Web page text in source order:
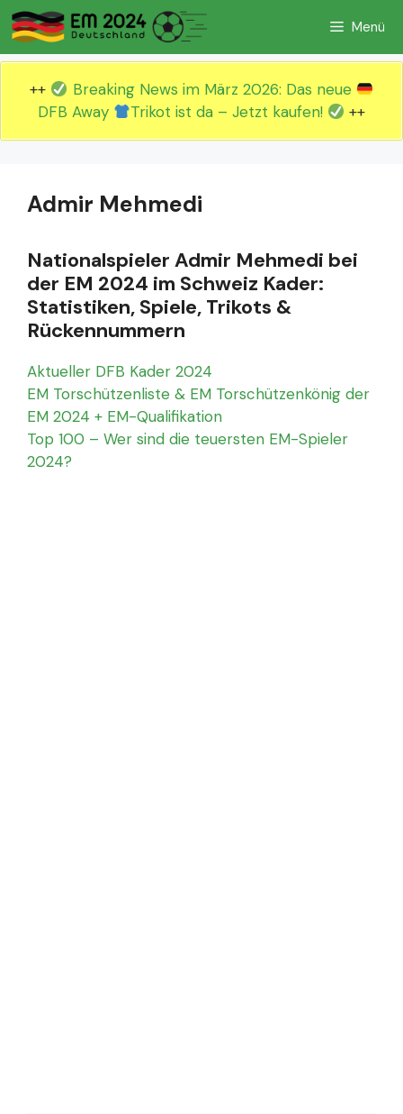
Zum
Inhalt
springen
Menü
++
Breaking News im März 2026: Das neue
DFB Away
Trikot ist da – Jetzt kaufen! ++
Admir Mehmedi
Nationalspieler Admir Mehmedi bei
der EM 2024 im Schweiz Kader:
Statistiken, Spiele, Trikots &
Rückennummern
Aktueller DFB Kader 2024
EM Torschützenliste & EM Torschützenkönig der
EM 2024 + EM-Qualifikation
Top 100 – Wer sind die teuersten EM-Spieler
2024?